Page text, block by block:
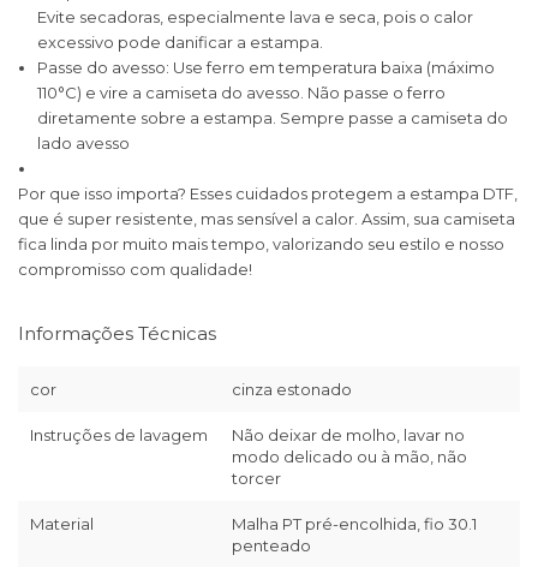
Evite secadoras, especialmente lava e seca, pois o calor
excessivo pode danificar a estampa.
Passe do avesso: Use ferro em temperatura baixa (máximo
110°C) e vire a camiseta do avesso. Não passe o ferro
diretamente sobre a estampa. Sempre passe a camiseta do
lado avesso
Por que isso importa? Esses cuidados protegem a estampa DTF,
que é super resistente, mas sensível a calor. Assim, sua camiseta
fica linda por muito mais tempo, valorizando seu estilo e nosso
compromisso com qualidade!
Informações Técnicas
cor cinza estonado
Instruções de lavagem
Não deixar de molho, lavar no
modo delicado ou à mão, não
torcer
Material
Malha PT pré-encolhida, fio 30.1
penteado